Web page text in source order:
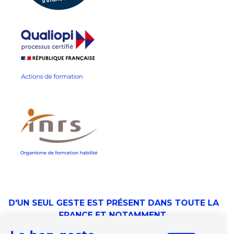
D'UN SEUL GESTE EST PRÉSENT DANS TOUTE LA
FRANCE ET NOTAMMENT
Formation Sécurité Incendie